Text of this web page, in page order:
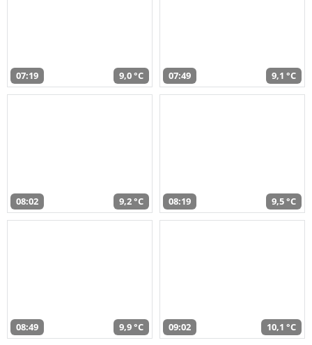
07:19 9,0 °C 07:49 9,1 °C
08:02 9,2 °C 08:19 9,5 °C
08:49 9,9 °C 09:02 10,1 °C